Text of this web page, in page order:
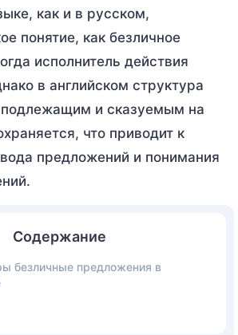
как и в русском,
понятие, как безличное
исполнитель действия
в английском структура
и сказуемым на
что приводит к
предложений и понимания
Содержание
безличные предложения в